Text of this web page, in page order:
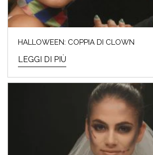
HALLOWEEN: COPPIA DI CLOWN
LEGGI DI PIÙ